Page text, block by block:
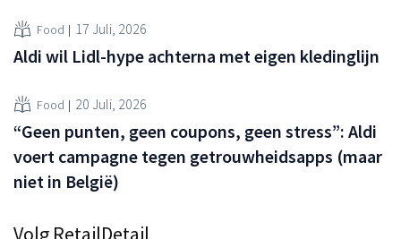
Food 17 Juli, 2026
Aldi wil Lidl-hype achterna met eigen kledinglijn
Food 20 Juli, 2026
“Geen punten, geen coupons, geen stress”: Aldi
voert campagne tegen getrouwheidsapps (maar
niet in België)
Volg RetailDetail